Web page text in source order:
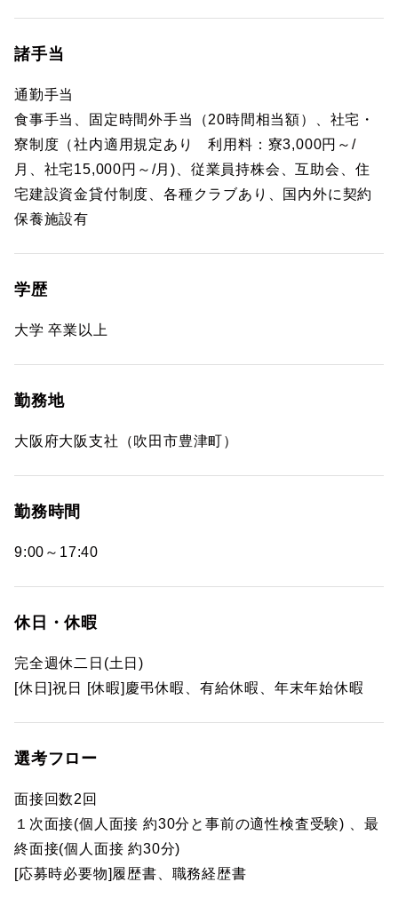
諸手当
通勤手当
食事手当、固定時間外手当（20時間相当額）、社宅・
寮制度（社内適用規定あり 利用料：寮3,000円～/
月、社宅15,000円～/月)、従業員持株会、互助会、住
宅建設資金貸付制度、各種クラブあり、国内外に契約
保養施設有
学歴
大学 卒業以上
勤務地
大阪府大阪支社（吹田市豊津町）
勤務時間
9:00～17:40
休日・休暇
完全週休二日(土日)
[休日]祝日 [休暇]慶弔休暇、有給休暇、年末年始休暇
選考フロー
面接回数2回
１次面接(個人面接 約30分と事前の適性検査受験) 、最
終面接(個人面接 約30分)
[応募時必要物]履歴書、職務経歴書